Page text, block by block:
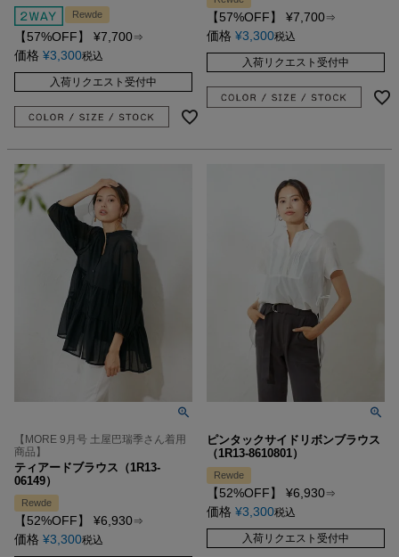
Rewde
【57%OFF】 ¥7,700⇒
価格 ¥3,300税込
入荷リクエスト受付中
【57%OFF】 ¥7,700⇒
価格 ¥3,300税込
入荷リクエスト受付中
【MORE 9月号 土屋巴瑞季さん着用
商品】
ティアードブラウス（1R13-
06149）
Rewde
【52%OFF】 ¥6,930⇒
価格 ¥3,300税込
ピンタックサイドリボンブラウス
（1R13-8610801）
Rewde
【52%OFF】 ¥6,930⇒
価格 ¥3,300税込
入荷リクエスト受付中